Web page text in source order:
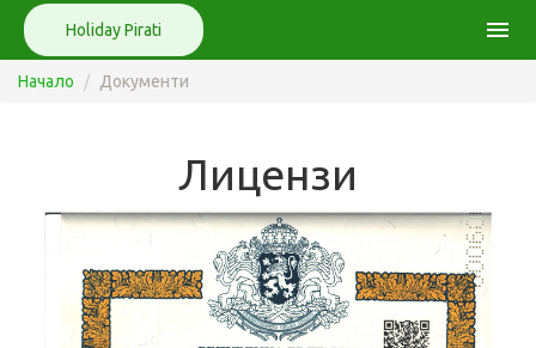
Holiday Pirati menu
Начало Документи
Лицензи